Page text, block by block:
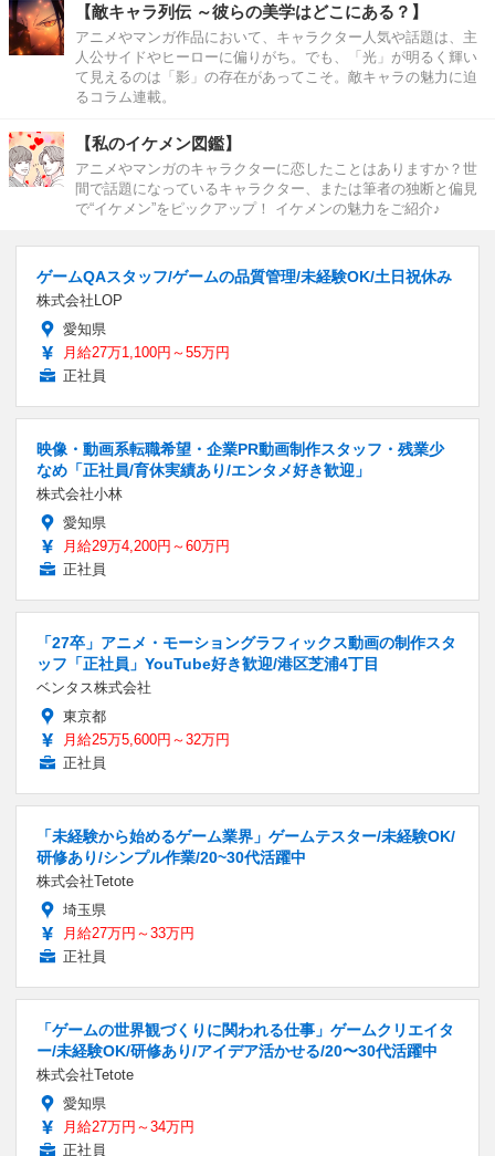
【敵キャラ列伝 ～彼らの美学はどこにある？】
アニメやマンガ作品において、キャラクター人気や話題は、主
人公サイドやヒーローに偏りがち。でも、「光」が明るく輝い
て見えるのは「影」の存在があってこそ。敵キャラの魅力に迫
るコラム連載。
【私のイケメン図鑑】
アニメやマンガのキャラクターに恋したことはありますか？世
間で話題になっているキャラクター、または筆者の独断と偏見
で“イケメン”をピックアップ！ イケメンの魅力をご紹介♪
ゲームQAスタッフ/ゲームの品質管理/未経験OK/土日祝休み
株式会社LOP
愛知県
月給27万1,100円～55万円
正社員
映像・動画系転職希望・企業PR動画制作スタッフ・残業少
なめ「正社員/育休実績あり/エンタメ好き歓迎」
株式会社小林
愛知県
月給29万4,200円～60万円
正社員
「27卒」アニメ・モーショングラフィックス動画の制作スタ
ッフ「正社員」YouTube好き歓迎/港区芝浦4丁目
ベンタス株式会社
東京都
月給25万5,600円～32万円
正社員
「未経験から始めるゲーム業界」ゲームテスター/未経験OK/
研修あり/シンプル作業/20~30代活躍中
株式会社Tetote
埼玉県
月給27万円～33万円
正社員
「ゲームの世界観づくりに関われる仕事」ゲームクリエイタ
ー/未経験OK/研修あり/アイデア活かせる/20〜30代活躍中
株式会社Tetote
愛知県
月給27万円～34万円
正社員